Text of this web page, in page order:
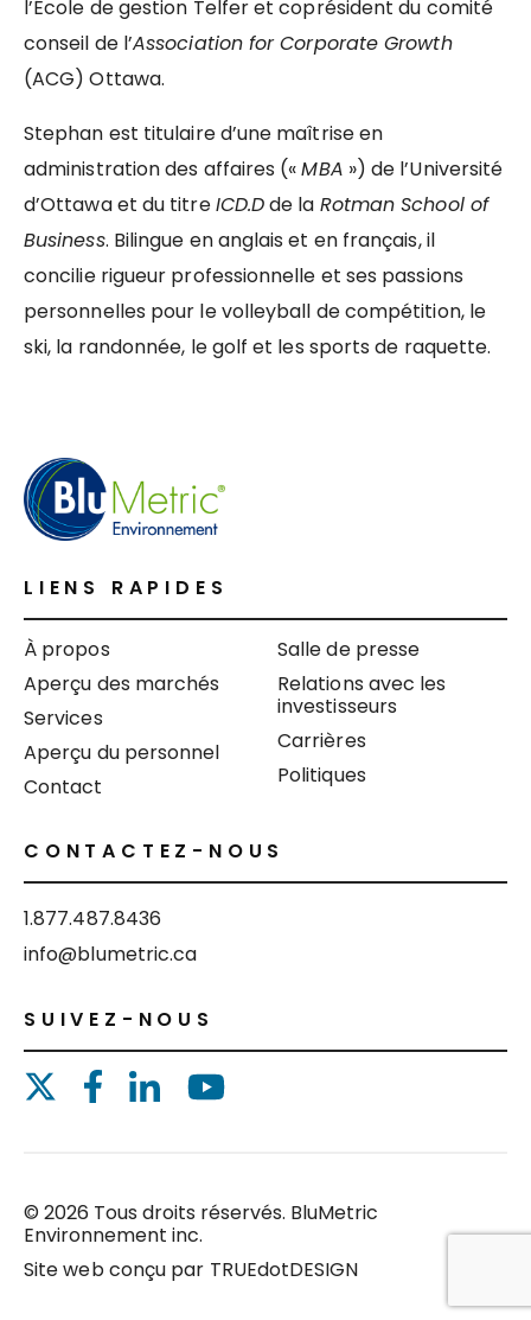
l’École de gestion Telfer et coprésident du comité
conseil de l’Association for Corporate Growth
(ACG) Ottawa.
Stephan est titulaire d’une maîtrise en
administration des affaires («MBA ») de l’Université
d’Ottawa et du titreICD.Dde la Rotman School of
Business. Bilingue en anglais et en français, il
concilie rigueur professionnelle et ses passions
personnelles pour le volleyball de compétition, le
ski, la randonnée, le golf et les sports de raquette.
LIENS RAPIDES
À propos
Aperçu des marchés
Services
Aperçu du personnel
Contact
Salle de presse
Relations avec les
investisseurs
Carrières
Politiques
CONTACTEZ-NOUS
1.877.487.8436
info@blumetric.ca
SUIVEZ-NOUS
© 2026 Tous droits réservés. BluMetric
Environnement inc.
Site web conçu par TRUEdotDESIGN